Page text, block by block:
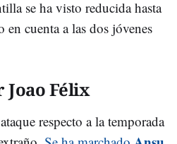
se ha visto reducida hasta
en cuenta a las dos jóvenes
Joao Félix
respecto a la temporada